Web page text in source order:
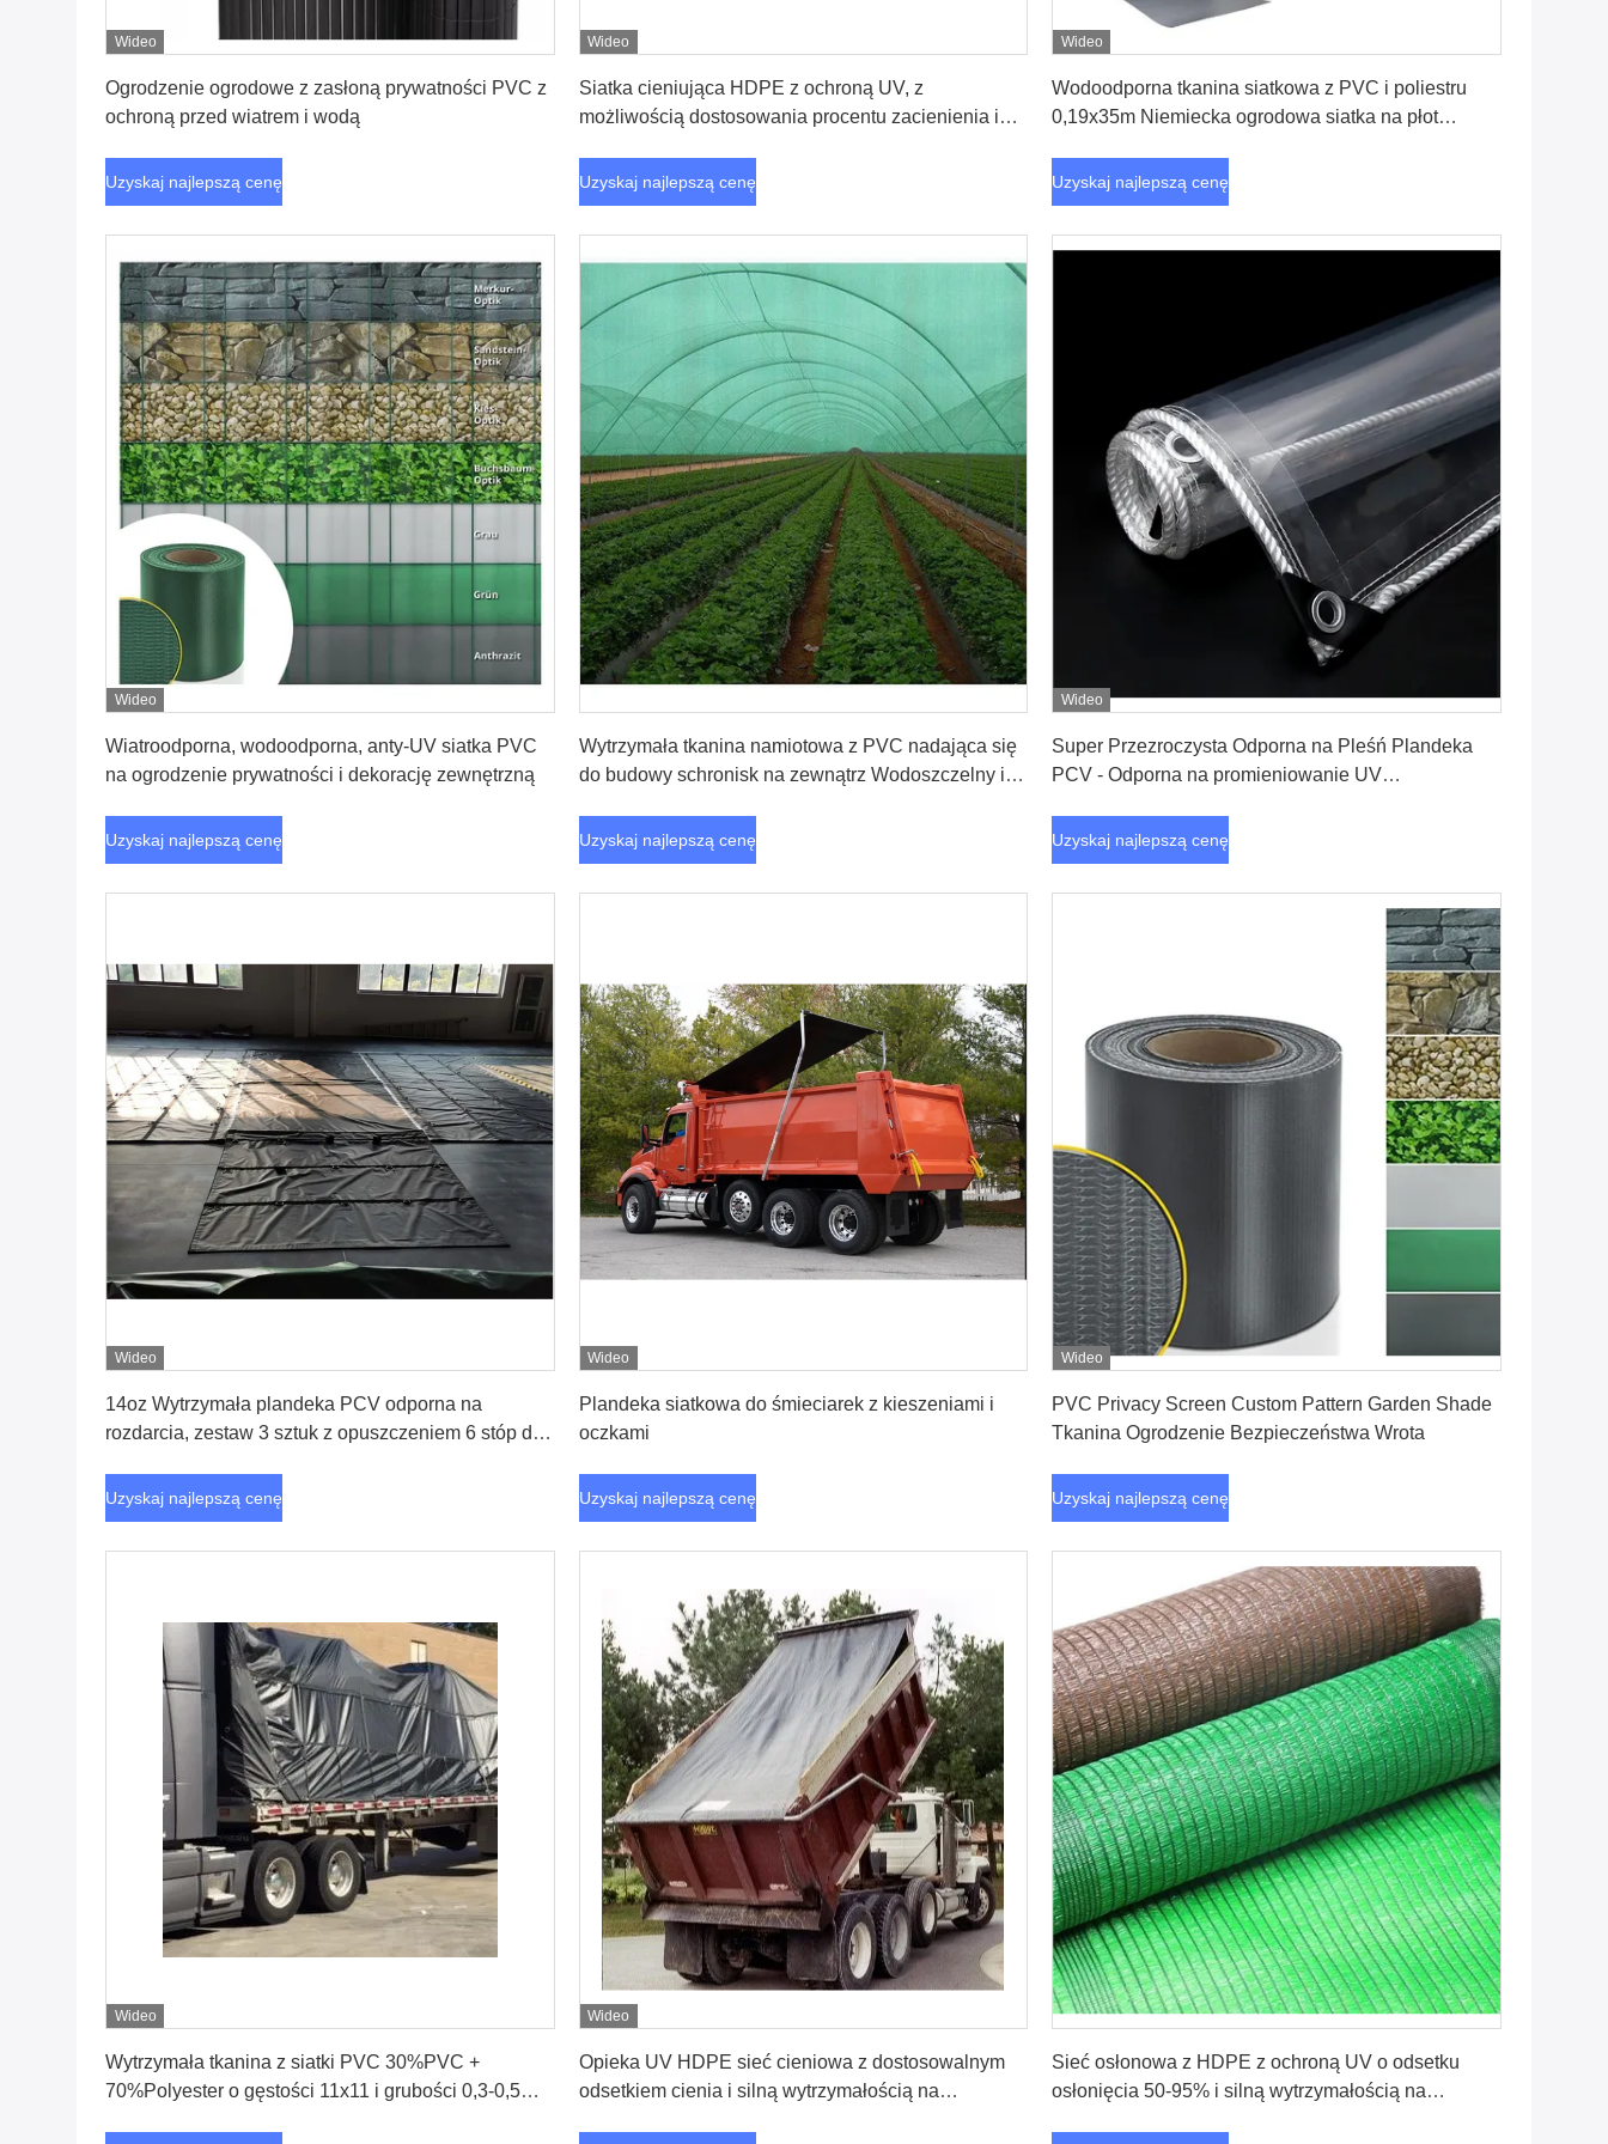
Wideo
Ogrodzenie ogrodowe z zasłoną prywatności PVC z
ochroną przed wiatrem i wodą
Uzyskaj najlepszą cenę
Wideo
Siatka cieniująca HDPE z ochroną UV, z
możliwością dostosowania procentu zacienienia i
zewnętrznego
Uzyskaj najlepszą cenę
Wideo
Wodoodporna tkanina siatkowa z PVC i poliestru
0,19x35m Niemiecka ogrodowa siatka na płot
Uzyskaj najlepszą cenę
Wideo
Wiatroodporna, wodoodporna, anty-UV siatka PVC
na ogrodzenie prywatności i dekorację zewnętrzną
Uzyskaj najlepszą cenę
Wytrzymała tkanina namiotowa z PVC nadająca się
do budowy schronisk na zewnątrz Wodoszczelny i
trwałości
Uzyskaj najlepszą cenę
Wideo
Super Przezroczysta Odporna na Pleśń Plandeka
PCV - Odporna na promieniowanie UV
Zewnętrznych
Uzyskaj najlepszą cenę
Wideo
14oz Wytrzymała plandeka PCV odporna na
rozdarcia, zestaw 3 sztuk z opuszczeniem 6 stóp do
płaskiej
Uzyskaj najlepszą cenę
Wideo
Plandeka siatkowa do śmieciarek z kieszeniami i
oczkami
Uzyskaj najlepszą cenę
Wideo
PVC Privacy Screen Custom Pattern Garden Shade
Tkanina Ogrodzenie Bezpieczeństwa Wrota
Uzyskaj najlepszą cenę
Wideo
Wytrzymała tkanina z siatki PVC 30%PVC +
70%Polyester o gęstości 11x11 i grubości 0,3-0,5
Wideo
Opieka UV HDPE sieć cieniowa z dostosowalnym
odsetkiem cienia i silną wytrzymałością na
Sieć osłonowa z HDPE z ochroną UV o odsetku
osłonięcia 50-95% i silną wytrzymałością na